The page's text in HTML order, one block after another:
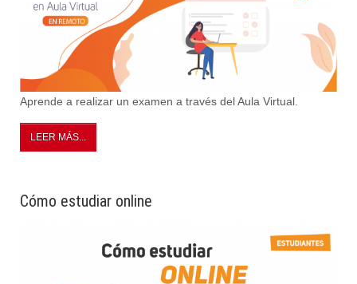
Aprende a realizar un examen a través del Aula Virtual.
LEER MÁS...
Cómo estudiar online